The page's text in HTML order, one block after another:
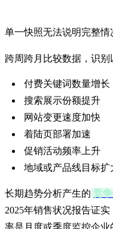
单一快照无法说明完整情
跨周跨月比较数据，识别
付费关键词数量增长
搜索展示份额提升
网站变更速度加快
着陆页部署加速
促销活动频率上升
地域或产品线目标扩
长期趋势分析产生的 竞
2025年销售状况报告证
率是月度或季度监控企业